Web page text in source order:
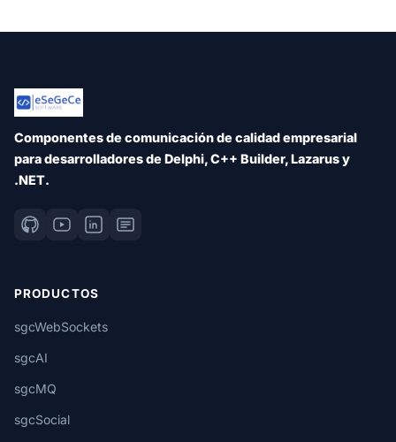
Componentes de comunicación de calidad empresarial
para desarrolladores de Delphi, C++ Builder, Lazarus y
.NET.
PRODUCTOS
sgcWebSockets
sgcAI
sgcMQ
sgcSocial